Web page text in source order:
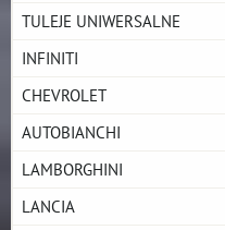
TULEJE UNIWERSALNE
INFINITI
CHEVROLET
AUTOBIANCHI
LAMBORGHINI
LANCIA